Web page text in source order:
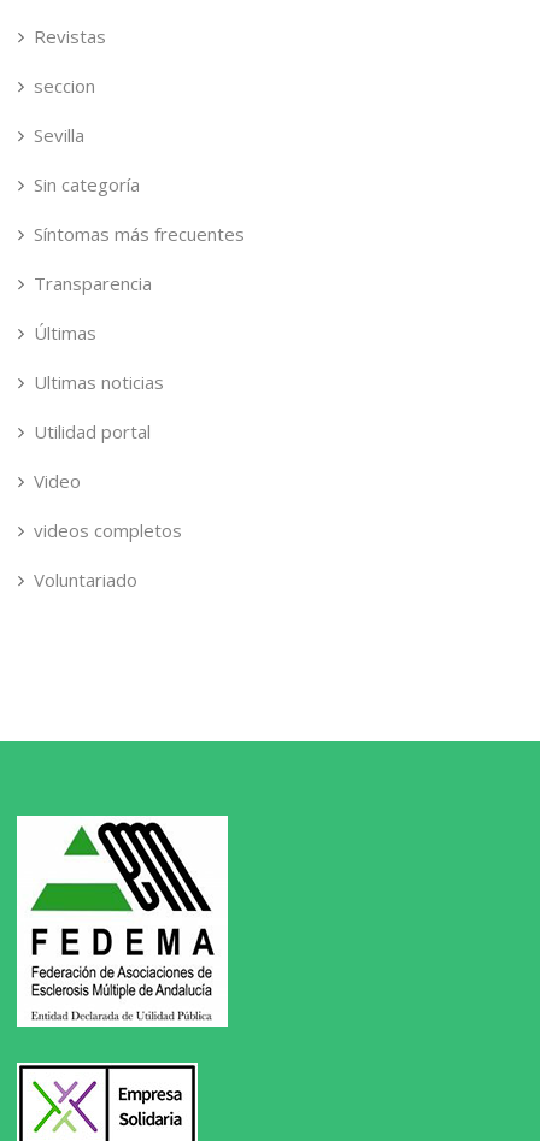
Revistas
seccion
Sevilla
Sin categoría
Síntomas más frecuentes
Transparencia
Últimas
Ultimas noticias
Utilidad portal
Video
videos completos
Voluntariado